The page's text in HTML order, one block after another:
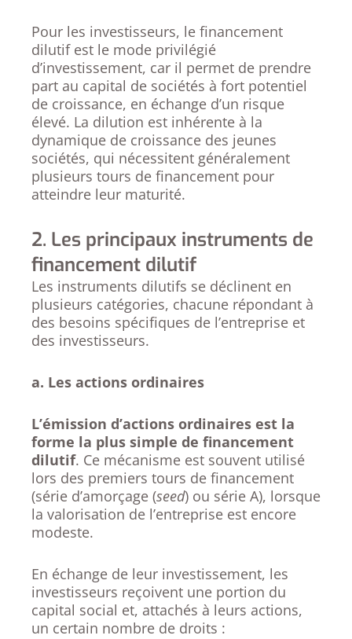
Pour les investisseurs, le financement
dilutif est le mode privilégié
d’investissement, car il permet de prendre
part au capital de sociétés à fort potentiel
de croissance, en échange d’un risque
élevé. La dilution est inhérente à la
dynamique de croissance des jeunes
sociétés, qui nécessitent généralement
plusieurs tours de financement pour
atteindre leur maturité.
2. Les principaux instruments de
financement dilutif
Les instruments dilutifs se déclinent en
plusieurs catégories, chacune répondant à
des besoins spécifiques de l’entreprise et
des investisseurs.
a. Les actions ordinaires
L’émission d’actions ordinaires est la
forme la plus simple de financement
dilutif. Ce mécanisme est souvent utilisé
lors des premiers tours de financement
(série d’amorçage (seed) ou série A), lorsque
la valorisation de l’entreprise est encore
modeste.
En échange de leur investissement, les
investisseurs reçoivent une portion du
capital social et, attachés à leurs actions,
un certain nombre de droits :